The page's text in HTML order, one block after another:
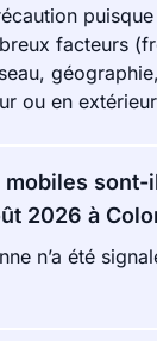
facteurs
ou en
mobiles sont-
2026 à
n’a été